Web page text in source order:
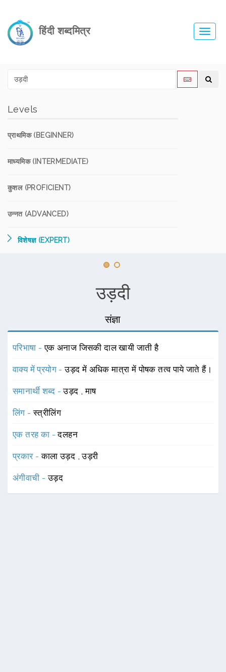
हिंदी शब्दमित्र
Levels
प्राथमिक (BEGINNER)
माध्यमिक (INTERMEDIATE)
कुशल (PROFICIENT)
उन्नत (ADVANCED)
विशेषज्ञ (EXPERT)
उड़दी
संज्ञा
परिभाषा -एक अनाज जिसकी दाल खायी जाती है
वाक्य में प्रयोग -उड़द में अधिक मात्रा में पोषक तत्व पाये जाते हैं।
समानार्थी शब्द -उड़द ,माष
लिंग -स्त्रीलिंग
एक तरह का -दलहन
प्रकार -काला उड़द ,उड़री
अंगीवाची -उड़द